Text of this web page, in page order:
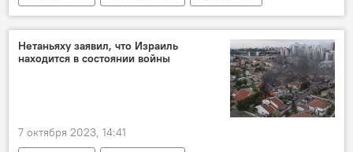
Мир
Дмитрий Медведев
Нетаньяху заявил, что Израиль
находится в состоянии войны
7 октября 2023, 14:41